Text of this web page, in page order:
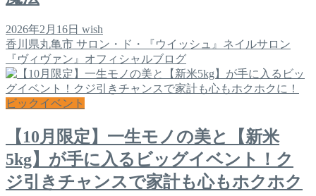
2026年2月16日 wish
香川県丸亀市 サロン・ド・『ウイッシュ』ネイルサロン
『ヴィヴァン』オフィシャルブログ
ビックイベント
【10月限定】一生モノの美と【新米
5kg】が手に入るビッグイベント！ク
ジ引きチャンスで家計も心もホクホク